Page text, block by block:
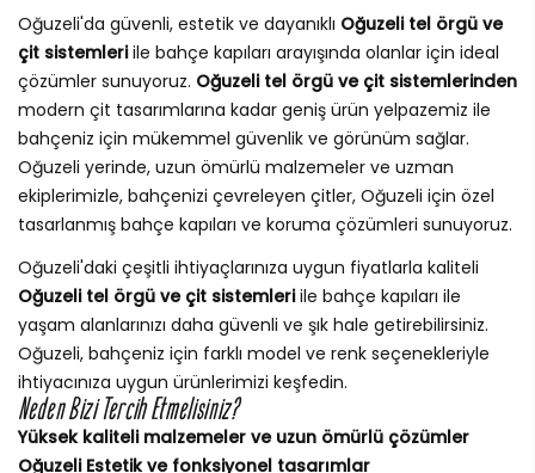
Oğuzeli'da güvenli, estetik ve dayanıklı Oğuzeli tel örgü ve
çit sistemleriile bahçe kapıları arayışında olanlar için ideal
çözümler sunuyoruz. Oğuzeli tel örgü ve çit sistemlerinden
modern çit tasarımlarına kadar geniş ürün yelpazemiz ile
bahçeniz için mükemmel güvenlik ve görünüm sağlar.
Oğuzeli yerinde, uzun ömürlü malzemeler ve uzman
ekiplerimizle, bahçenizi çevreleyen çitler, Oğuzeli için özel
tasarlanmış bahçe kapıları ve koruma çözümleri sunuyoruz.
Oğuzeli'daki çeşitli ihtiyaçlarınıza uygun fiyatlarla kaliteli
Oğuzeli tel örgü ve çit sistemleriile bahçe kapıları ile
yaşam alanlarınızı daha güvenli ve şık hale getirebilirsiniz.
Oğuzeli, bahçeniz için farklı model ve renk seçenekleriyle
ihtiyacınıza uygun ürünlerimizi keşfedin.
Neden Bizi Tercih Etmelisiniz?
Yüksek kaliteli malzemeler ve uzun ömürlü çözümler
Oğuzeli Estetik ve fonksiyonel tasarımlar